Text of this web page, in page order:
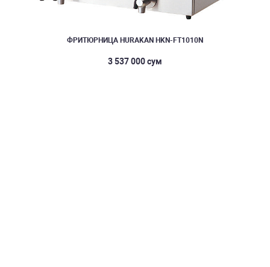
ФРИТЮРНИЦА HURAKAN HKN-FT1010N
3 537 000 сум